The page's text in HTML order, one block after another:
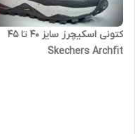
کتونی اسکیچرز سایز ۴۰ تا ۴۵
Skechers Archfit